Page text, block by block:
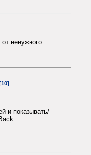
ненужного
[10]
и показывать/